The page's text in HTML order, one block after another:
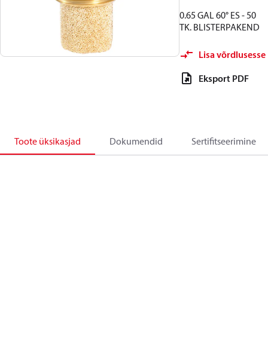
0.65 GAL 60° ES - 50
TK. BLISTERPAKEND
Lisa võrdlusesse
Eksport PDF
Toote üksikasjad Dokumendid Sertifitseerimine